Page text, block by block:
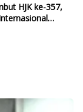
HJK ke-357,